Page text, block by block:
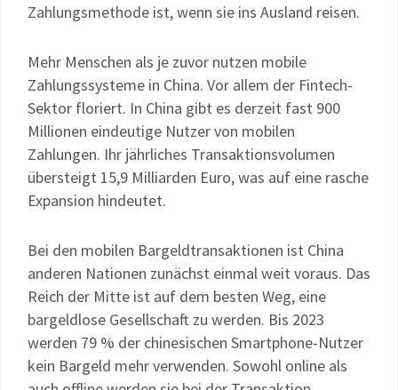
Zahlungsmethode ist, wenn sie ins Ausland reisen.
Mehr Menschen als je zuvor nutzen mobile
Zahlungssysteme in China. Vor allem der Fintech-
Sektor floriert. In China gibt es derzeit fast 900
Millionen eindeutige Nutzer von mobilen
Zahlungen. Ihr jährliches Transaktionsvolumen
übersteigt 15,9 Milliarden Euro, was auf eine rasche
Expansion hindeutet.
Bei den mobilen Bargeldtransaktionen ist China
anderen Nationen zunächst einmal weit voraus. Das
Reich der Mitte ist auf dem besten Weg, eine
bargeldlose Gesellschaft zu werden. Bis 2023
werden 79 % der chinesischen Smartphone-Nutzer
kein Bargeld mehr verwenden. Sowohl online als